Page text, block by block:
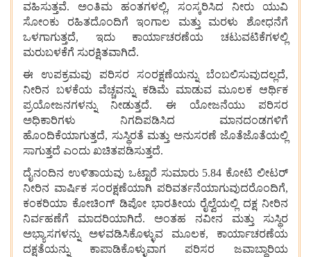
ವಹಿಸುತ್ತವೆ. ಅಂತಿಮ ಹಂತಗಳಲ್ಲಿ, ಸಂಸ್ಕರಿಸಿದ ನೀರು ಯುವಿ
ಸೋಂಕು ರಹಿತದೊಂದಿಗೆ ಇಂಗಾಲ ಮತ್ತು ಮರಳು ಶೋಧನೆಗೆ
ಒಳಗಾಗುತ್ತದೆ, ಇದು ಕಾರ್ಯಾಚರಣೆಯ ಚಟುವಟಿಕೆಗಳಲ್ಲಿ
ಮರುಬಳಕೆಗೆ ಸುರಕ್ಷಿತವಾಗಿದೆ.
ಈ ಉಪಕ್ರಮವು ಪರಿಸರ ಸಂರಕ್ಷಣೆಯನ್ನು ಬೆಂಬಲಿಸುವುದಲ್ಲದೆ,
ನೀರಿನ ಬಳಕೆಯ ವೆಚ್ಚವನ್ನು ಕಡಿಮೆ ಮಾಡುವ ಮೂಲಕ ಆರ್ಥಿಕ
ಪ್ರಯೋಜನಗಳನ್ನು ನೀಡುತ್ತದೆ. ಈ ಯೋಜನೆಯು ಪರಿಸರ
ಅಧಿಕಾರಿಗಳು ನಿಗದಿಪಡಿಸಿದ ಮಾನದಂಡಗಳಿಗೆ
ಹೊಂದಿಕೆಯಾಗುತ್ತದೆ, ಸುಸ್ಥಿರತೆ ಮತ್ತು ಅನುಸರಣೆ ಜೊತೆಜೊತೆಯಲ್ಲಿ
ಸಾಗುತ್ತದೆ ಎಂದು ಖಚಿತಪಡಿಸುತ್ತದೆ.
ದೈನಂದಿನ ಉಳಿತಾಯವು ಒಟ್ಟಾರೆ ಸುಮಾರು 5.84 ಕೋಟಿ ಲೀಟರ್
ನೀರಿನ ವಾರ್ಷಿಕ ಸಂರಕ್ಷಣೆಯಾಗಿ ಪರಿವರ್ತನೆಯಾಗುವುದರೊಂದಿಗೆ,
ಕಂಕರಿಯಾ ಕೋಚಿಂಗ್ ಡಿಪೋ ಭಾರತೀಯ ರೈಲ್ವೆಯಲ್ಲಿ ದಕ್ಷ ನೀರಿನ
ನಿರ್ವಹಣೆಗೆ ಮಾದರಿಯಾಗಿದೆ. ಅಂತಹ ನವೀನ ಮತ್ತು ಸುಸ್ಥಿರ
ಅಭ್ಯಾಸಗಳನ್ನು ಅಳವಡಿಸಿಕೊಳ್ಳುವ ಮೂಲಕ, ಕಾರ್ಯಾಚರಣೆಯ
ದಕ್ಷತೆಯನ್ನು ಕಾಪಾಡಿಕೊಳ್ಳುವಾಗ ಪರಿಸರ ಜವಾಬ್ದಾರಿಯ